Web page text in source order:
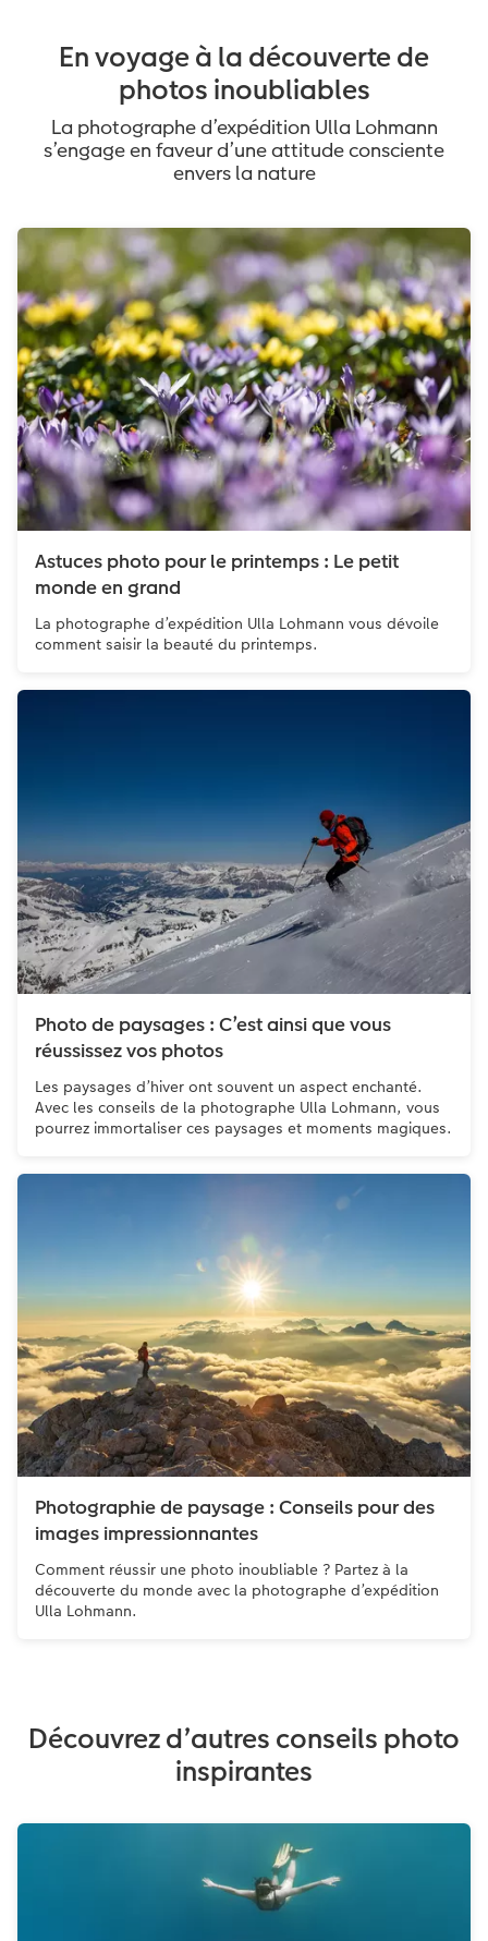
En voyage à la découverte de
photos inoubliables
La photographe d’expédition Ulla Lohmann
s’engage en faveur d’une attitude consciente
envers la nature
Astuces photo pour le printemps : Le petit
monde en grand
La photographe d’expédition Ulla Lohmann vous dévoile
comment saisir la beauté du printemps.
Photo de paysages : C’est ainsi que vous
réussissez vos photos
Les paysages d’hiver ont souvent un aspect enchanté.
Avec les conseils de la photographe Ulla Lohmann, vous
pourrez immortaliser ces paysages et moments magiques.
Photographie de paysage : Conseils pour des
images impressionnantes
Comment réussir une photo inoubliable ? Partez à la
découverte du monde avec la photographe d’expédition
Ulla Lohmann.
Découvrez d’autres conseils photo
inspirantes